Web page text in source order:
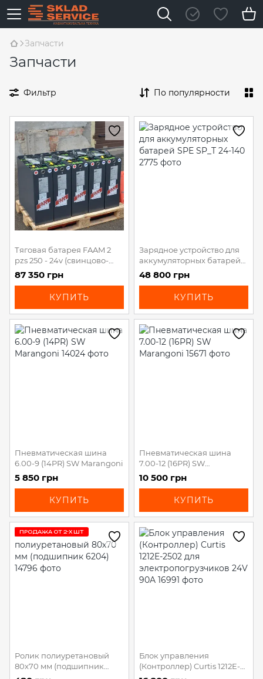
Запчасти
Запчасти
Фильтр По популярности
Тяговая батарея FAAM 2
pzs 250 - 24v (свинцово-
кислотная)
87 350 грн
КУПИТЬ
Зарядное устройство для
аккумуляторных батарей
SPE SP_T 24-140
48 800 грн
КУПИТЬ
Пневматическая шина
6.00-9 (14PR) SW Marangoni
5 850 грн
КУПИТЬ
Пневматическая шина
7.00-12 (16PR) SW
Marangoni
10 500 грн
КУПИТЬ
ПРОДАЖА ОТ 2-Х ШТ
Ролик полиуретановый
80х70 мм (подшипник
6204)
Блок управления
(Контроллер) Curtis 1212E-
2502 для